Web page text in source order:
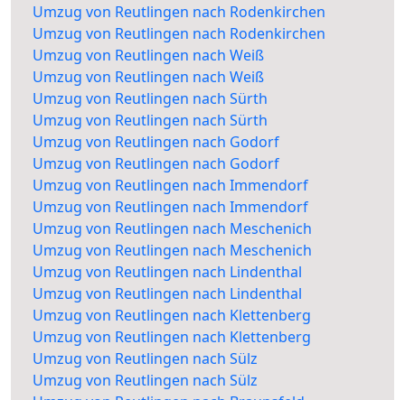
Umzug von Reutlingen nach Rodenkirchen
Umzug von Reutlingen nach Rodenkirchen
Umzug von Reutlingen nach Weiß
Umzug von Reutlingen nach Weiß
Umzug von Reutlingen nach Sürth
Umzug von Reutlingen nach Sürth
Umzug von Reutlingen nach Godorf
Umzug von Reutlingen nach Godorf
Umzug von Reutlingen nach Immendorf
Umzug von Reutlingen nach Immendorf
Umzug von Reutlingen nach Meschenich
Umzug von Reutlingen nach Meschenich
Umzug von Reutlingen nach Lindenthal
Umzug von Reutlingen nach Lindenthal
Umzug von Reutlingen nach Klettenberg
Umzug von Reutlingen nach Klettenberg
Umzug von Reutlingen nach Sülz
Umzug von Reutlingen nach Sülz